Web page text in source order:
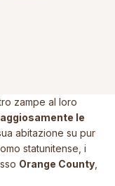
zampe al loro
le
abitazione su pur
statunitense, i
Orange County